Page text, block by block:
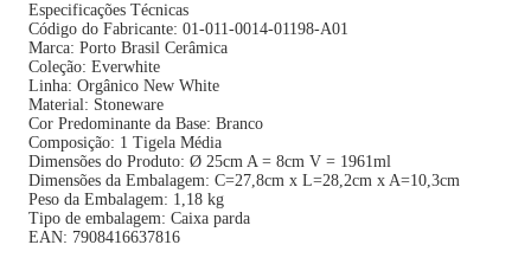
Especificações Técnicas
Código do Fabricante: 01-011-0014-01198-A01
Marca: Porto Brasil Cerâmica
Coleção: Everwhite
Linha: Orgânico New White
Material: Stoneware
Cor Predominante da Base: Branco
Composição: 1 Tigela Média
Dimensões do Produto: Ø 25cm A = 8cm V = 1961ml
Dimensões da Embalagem: C=27,8cm x L=28,2cm x A=10,3cm
Peso da Embalagem: 1,18 kg
Tipo de embalagem: Caixa parda
EAN: 7908416637816